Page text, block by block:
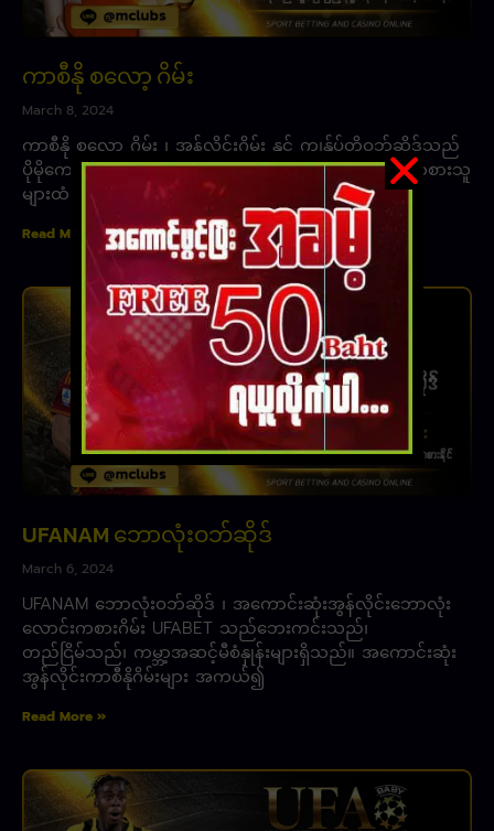
ကာစီနို စလော့ ဂိမ်း
March 8, 2024
ကာစီနို စလော့ ဂိမ်း ၊ အွန်လိုင်းဂိမ်း နှင့် ကျွန်ုပ်တို့ဝဘ်ဆိုဒ်သည်
ပိုမိုကောင်းမွန်သောကစားဂိမ်းများ ဂိမ်းချစ်သူများ၊ ဆော့ကစားသူ
များထံကို
Read More »
UFANAM ဘောလုံးဝဘ်ဆိုဒ်
March 6, 2024
UFANAM ဘောလုံးဝဘ်ဆိုဒ် ၊ အကောင်းဆုံးအွန်လိုင်းဘောလုံး
လောင်းကစားဂိမ်း UFABET သည်ဘေးကင်းသည်၊
တည်ငြိမ်သည်၊ ကမ္ဘာ့အဆင့်မီစံနှုန်းများရှိသည်။ အကောင်းဆုံး
အွန်လိုင်းကာစီနိုဂိမ်းများ အကယ်၍
Read More »